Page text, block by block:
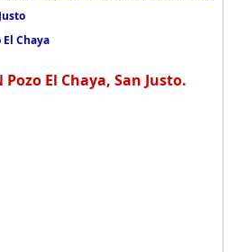
Chaya
El Chaya, San Justo.